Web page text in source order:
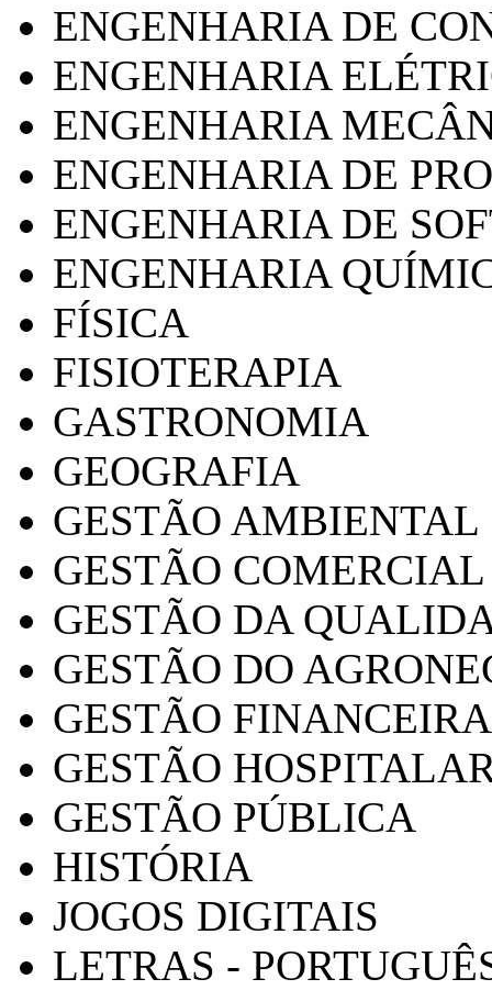
ENGENHARIA DE
ENGENHARIA
ENGENHARIA
ENGENHARIA DE
ENGENHARIA DE
ENGENHARIA
FÍSICA
FISIOTERAPIA
GASTRONOMIA
GEOGRAFIA
GESTÃO AMBIENTAL
GESTÃO COMERCIAL
GESTÃO DA
GESTÃO DO
GESTÃO FINANCEIRA
GESTÃO
GESTÃO PÚBLICA
HISTÓRIA
JOGOS DIGITAIS
LETRAS -